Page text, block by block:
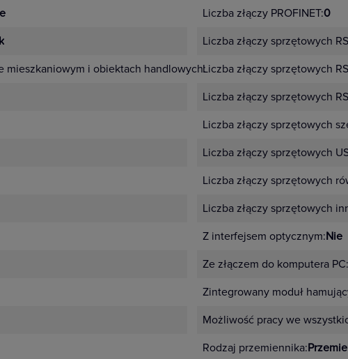
Stycznik
instalacjach
pomocą napięcia
wyłączanie
Najlepsza
profesjonalnych instalacji
Bardzo
miliony cykli
Zapewnia je m.in.
sprawdzenia stanu pracy.
i obiektach handlowych:
Tak
Liczba złączy PROFINET:0
Liczba złączy sprzętowych
Liczba złączy sprzętowych
Liczba złączy sprzętowych
Liczba złączy sprzętowych
Liczba złączy sprzętowych
Liczba złączy sprzętowych
Liczba złączy sprzętowych
Z interfejsem optycznym:Nie
Ze złączem do komputera PC:
Zintegrowany moduł
Możliwość pracy we
Rodzaj przemiennika: